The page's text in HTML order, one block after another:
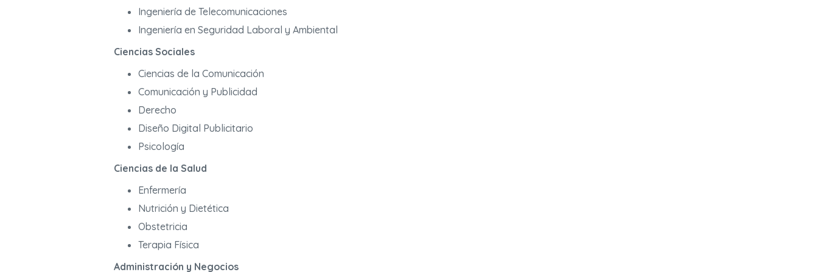
Ingeniería de Telecomunicaciones
Ingeniería en Seguridad Laboral y Ambiental
Ciencias Sociales
Ciencias de la Comunicación
Comunicación y Publicidad
Derecho
Diseño Digital Publicitario
Psicología
Ciencias de la Salud
Enfermería
Nutrición y Dietética
Obstetricia
Terapia Física
Administración y Negocios